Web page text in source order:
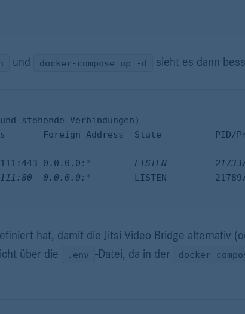
und docker-compose up -d sieht es dann
stehende Verbindungen)
tcp		0		0		111.111.111.111:443	0.0.0.0: *
tcp		0		0		111.111.111.111:80	0.0.0.0: *
hat, damit die Jitsi Video Bridge alternativ
über die
.env -Datei, da in der docker-